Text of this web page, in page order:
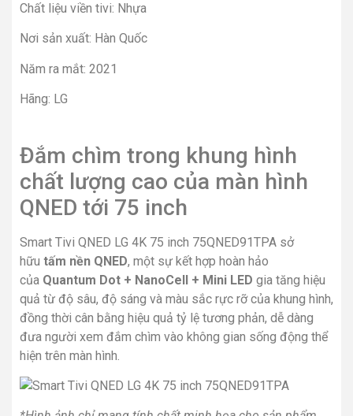
Chất liệu viền tivi: Nhựa
Nơi sản xuất: Hàn Quốc
Năm ra mắt: 2021
Hãng: LG
Đắm chìm trong khung hình
chất lượng cao của màn hình
QNED tới 75 inch
Smart Tivi QNED LG 4K 75 inch 75QNED91TPA sở
hữu tấm nền QNED, một sự kết hợp hoàn hảo
của Quantum Dot + NanoCell + Mini LED gia tăng hiệu
quả từ độ sâu, độ sáng và màu sắc rực rỡ của khung hình,
đồng thời cân bằng hiệu quả tỷ lệ tương phản, dễ dàng
đưa người xem đắm chìm vào không gian sống động thể
hiện trên màn hình.